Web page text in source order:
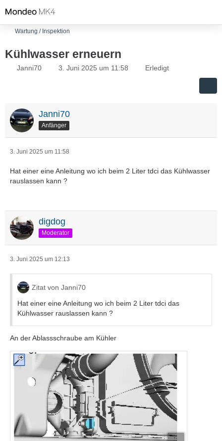
Wartung / Inspektion
Kühlwasser erneuern
Janni70 3. Juni 2025 um 11:58 Erledigt
Janni70
Anfänger
3. Juni 2025 um 11:58
Hat einer eine Anleitung wo ich beim 2 Liter tdci das Kühlwasser
rauslassen kann ?
digdog
Moderator
3. Juni 2025 um 12:13
Zitat von Janni70
Hat einer eine Anleitung wo ich beim 2 Liter tdci das
Kühlwasser rauslassen kann ?
An der Ablassschraube am Kühler